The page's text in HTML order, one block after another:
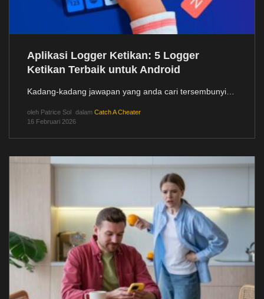
Aplikasi Logger Ketikan: 5 Logger
Ketikan Terbaik untuk Android
Kadang-kadang jawapan yang anda cari tersembunyi…
oleh Patrice Sol dalam Catch A Cheater
16 Februari 2026